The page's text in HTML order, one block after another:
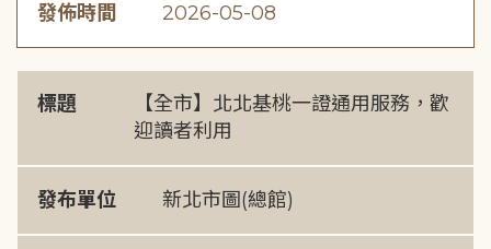
發佈時間 2026-05-08
標題
【全市】北北基桃一證通用服務，歡
迎讀者利用
發布單位 新北市圖(總館)